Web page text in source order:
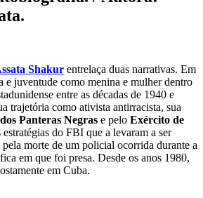
Shakur entrelaça duas narrativas. Em
e juventude como menina e mulher dentro
entre as décadas de 1940 e
trajetória como ativista antirracista, sua
Panteras Negras e pelo Exército de
estratégias do FBI que a levaram a ser
morte de um policial ocorrida durante a
em que foi presa. Desde os anos 1980,
em Cuba.